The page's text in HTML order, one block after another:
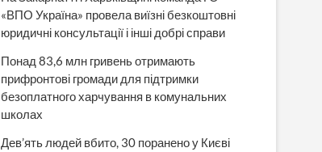
«ВПО Україна» провела виїзні безкоштовні
юридичні консультації і інші добрі справи
Понад 83,6 млн гривень отримають
прифронтові громади для підтримки
безоплатного харчування в комунальних
школах
Дев’ять людей вбито, 30 поранено у Києві